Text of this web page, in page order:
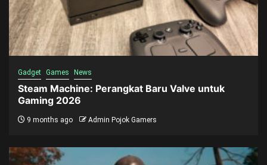
Gadget Games News
Steam Machine: Perangkat Baru Valve untuk
Gaming 2026
9 months ago Admin Pojok Gamers